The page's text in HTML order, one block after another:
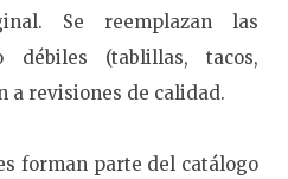
Se reemplazan las
débiles (tablillas, tacos,
a revisiones de calidad.
forman parte del catálogo